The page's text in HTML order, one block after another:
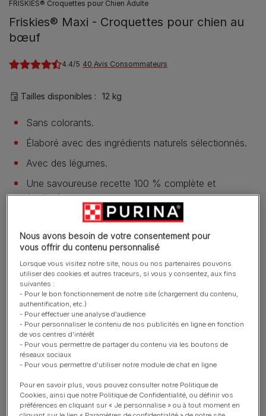
FRISKIES® Croquettes pour Chien Adulte
Friskies® Maxi - Croquettes pour chien au
bœuf
4.4 40 Avis Consommateurs
Tailles disponibles​ : 12 kg
Sans colorants.
Élaboré avec des ingrédients naturels sélectionnés.
Avec des légumes.
Une savoureuse recette 100 % complète et
équilibrée.
Présentation du produit
Ingrédients et nutrition
Guide d’alimentation
Reviews
40 reviews
Nous avons besoin de votre consentement pour
vous offrir du contenu personnalisé
Lorsque vous visitez notre site, nous ou nos partenaires pouvons
utiliser des cookies et autres traceurs, si vous y consentez, aux fins
suivantes :
- Pour le bon fonctionnement de notre site (chargement du contenu,
authentification, etc.)
- Pour effectuer une analyse d'audience
- Pour personnaliser le contenu de nos publicités en ligne en fonction
de vos centres d'intérêt
- Pour vous permettre de partager du contenu via les boutons de
réseaux sociaux
- Pour vous permettre d'utiliser notre module de chat en ligne
Pour en savoir plus, vous pouvez consulter notre Politique de
Cookies, ainsi que notre Politique de Confidentialité, ou définir vos
préférences en cliquant sur « Je personnalise » ou à tout moment en